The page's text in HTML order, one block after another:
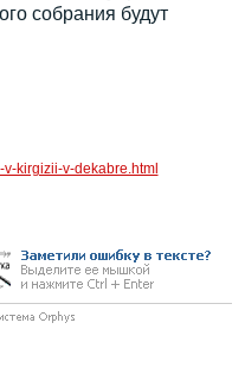
собрания будут
kirgizii-v-dekabre.html